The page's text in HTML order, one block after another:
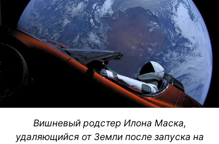
Вишневый родстер Илона Маска,
удаляющийся от Земли после запуска на